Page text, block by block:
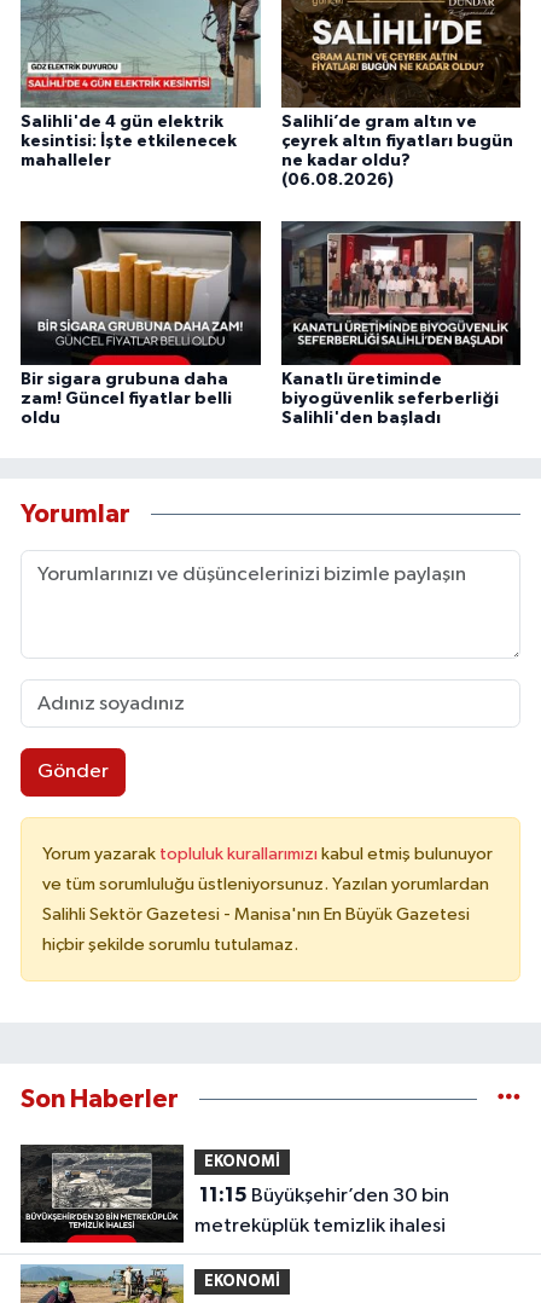
Salihli'de 4 gün elektrik
kesintisi: İşte etkilenecek
mahalleler
Salihli’de gram altın ve
çeyrek altın fiyatları bugün
ne kadar oldu?
(06.08.2026)
Bir sigara grubuna daha
zam! Güncel fiyatlar belli
oldu
Kanatlı üretiminde
biyogüvenlik seferberliği
Salihli'den başladı
Yorumlar
Gönder
Yorum yazarak topluluk kurallarımızı kabul etmiş bulunuyor
ve tüm sorumluluğu üstleniyorsunuz. Yazılan yorumlardan
Salihli Sektör Gazetesi - Manisa'nın En Büyük Gazetesi
hiçbir şekilde sorumlu tutulamaz.
Son Haberler
EKONOMİ
11:15
metreküplük temizlik ihalesi
EKONOMİ